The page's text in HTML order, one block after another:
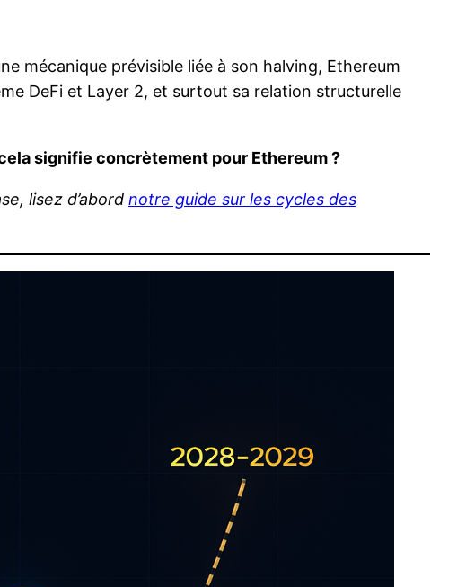
mécanique prévisible liée à son halving, Ethereum
DeFi et Layer 2, et surtout sa relation structurelle
signifie concrètement pour Ethereum ?
lisez d’abord notre guide sur les cycles des